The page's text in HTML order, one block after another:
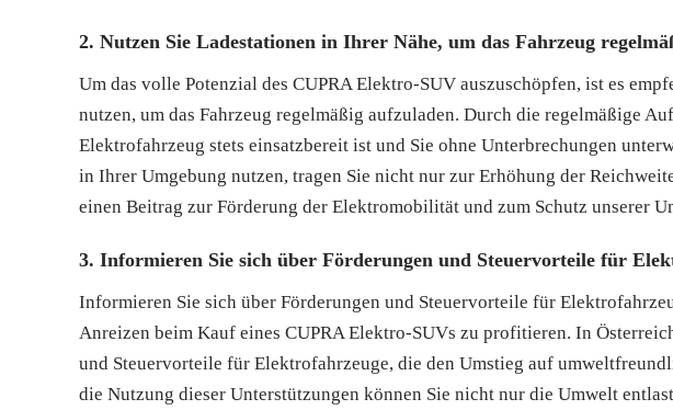
2. Nutzen Sie Ladestationen in Ihrer Nähe, um das Fahrzeug
Um das volle Potenzial des CUPRA Elektro-SUV auszuschöpfen, ist es
nutzen, um das Fahrzeug regelmäßig aufzuladen. Durch die regelmäßige
Elektrofahrzeug stets einsatzbereit ist und Sie ohne Unterbrechungen
in Ihrer Umgebung nutzen, tragen Sie nicht nur zur Erhöhung der
einen Beitrag zur Förderung der Elektromobilität und zum Schutz unserer
3. Informieren Sie sich über Förderungen und Steuervorteile für
Informieren Sie sich über Förderungen und Steuervorteile für
Anreizen beim Kauf eines CUPRA Elektro-SUVs zu profitieren. In
und Steuervorteile für Elektrofahrzeuge, die den Umstieg auf
die Nutzung dieser Unterstützungen können Sie nicht nur die Umwelt